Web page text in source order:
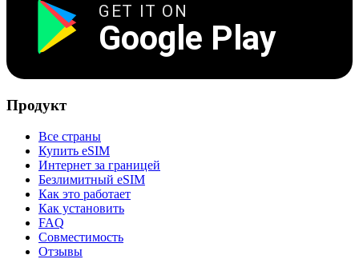
GET IT ON
Google Play
Продукт
Все страны
Купить eSIM
Интернет за границей
Безлимитный eSIM
Как это работает
Как установить
FAQ
Совместимость
Отзывы